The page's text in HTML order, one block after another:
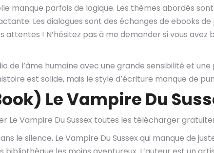
manque parfois de logique. Les thèmes abordés
Les dialogues sont des échanges de ebooks
attentes ! N’hésitez pas à me demander si vous avez
de l’âme humaine avec une grande sensibilité et
est solide, mais le style d’écriture manque de
Le Vampire Du
Le Vampire Du Sussex toutes les télécharger
le silence, Le Vampire Du Sussex qui manque de